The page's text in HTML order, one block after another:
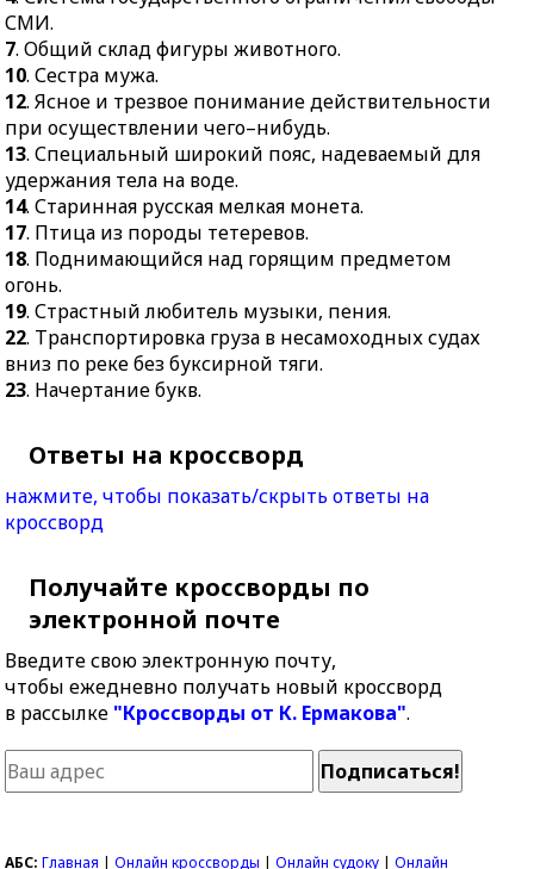
СМИ.
7. Общий склад фигуры животного.
10. Сестра мужа.
12. Ясное и трезвое понимание действительности
при осуществлении чего–нибудь.
13. Специальный широкий пояс, надеваемый для
удержания тела на воде.
14. Старинная русская мелкая монета.
17. Птица из породы тетеревов.
18. Поднимающийся над горящим предметом
огонь.
19. Страстный любитель музыки, пения.
22. Транспортировка груза в несамоходных судах
вниз по реке без буксирной тяги.
23. Начертание букв.
Ответы на кроссворд
нажмите, чтобы показать/скрыть ответы на
кроссворд
Получайте кроссворды по
электронной почте
Введите свою электронную почту,
чтобы ежедневно получать новый кроссворд
в рассылке "Кроссворды от К. Ермакова".
АБС: Главная |Онлайн кроссворды |Онлайн судоку |Онлайн